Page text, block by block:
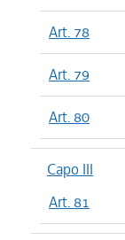
Art. 78
Art. 79
Art. 80
Capo III
Art. 81